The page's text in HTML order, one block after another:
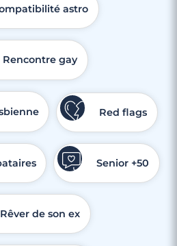
astro
Rencontre gay
Red flags
Senior +50
Rêver de son ex